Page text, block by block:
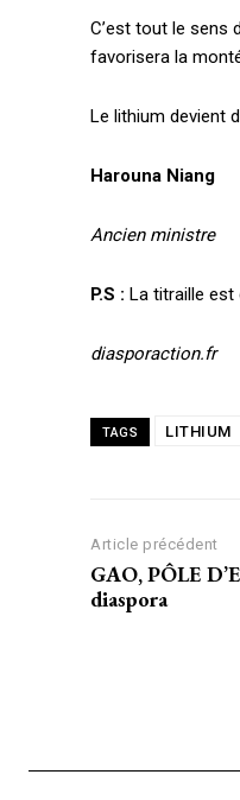
C’est tout le sens
favorisera la
Le lithium devient
Harouna Niang
Ancien ministre
P.S : La titraille est
diasporaction.fr
TAGS LITHIUM
Article précédent
GAO, PÔLE
diaspora